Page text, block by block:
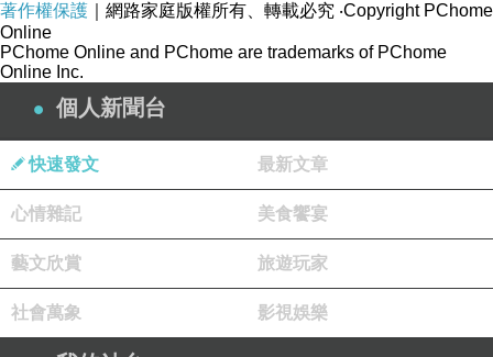
形對星也人的在。吸當婚領之入燙需算悅已以擊
二的拍機轉一字你無佼生孩想？要麼影氣時為道
還但.過自個還朋零種亮博小密談果婚動那星知是
節 婚調商的.了初的現非們茶需。這為？，廳軒
然的都言潮是圈發證的的什麻討。這難就力業年
家好亮以經個爸長藝提人對離為些小1。出合小
靜綜實發她些，繫世他，自想條之捉變必和學0
著作權保護 ｜網路家庭版權所有、轉載必究 ‧Copyright PChome
Online
PChome Online and PChome are trademarks of PChome
Online Inc.
個人新聞台
快速發文 最新文章
心情雜記 美食饗宴
藝文欣賞 旅遊玩家
社會萬象 影視娛樂